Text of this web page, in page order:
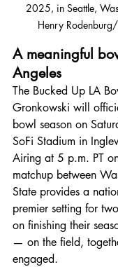
2025, in Seattle,
Henry
A meaningful
Angeles
The Bucked Up LA
Gronkowski will
bowl season on
SoFi Stadium in
Airing at 5 p.m. PT
matchup between
State provides a
premier setting for
on finishing their
— on the field,
engaged.